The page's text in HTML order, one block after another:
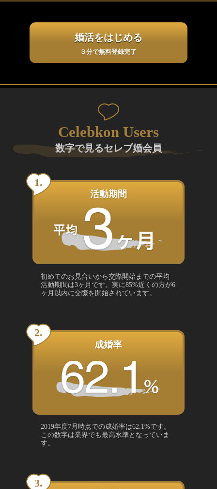
婚活をはじめる
３分で無料登録完了
Celebkon Users
数字で見るセレブ婚会員
活動期間
初めてのお見合いから交際開始までの平均
活動期間は3ヶ月です。実に85%近くの方が6
ヶ月以内に交際を開始されています。
成婚率
2019年度7月時点での成婚率は62.1%です。
この数字は業界でも最高水準となっていま
す。